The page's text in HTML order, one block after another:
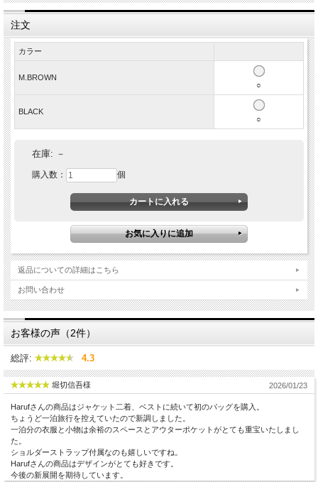
注文
カラー
M.BROWN
○
BLACK
○
在庫: －
購入数： 個
返品についての詳細はこちら
お問い合わせ
お客様の声（2件）
総評: 4.3
堀切信吾様 2026/01/23
Harufさんの商品はジャケット二着、ベストに続いて初のバッグを購入。
ちょうど一泊旅行を控えていたので新調しました。
一泊分の衣服と小物は余裕のスペースとアウターポケットがとても重宝いたしまし
た。
ショルダーストラップ付属なのも嬉しいですね。
Harufさんの商品はデザインがとても好きです。
今後の新展開を期待しています。